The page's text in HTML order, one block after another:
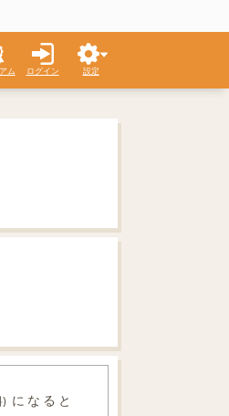
ム ログイン 設定
になると